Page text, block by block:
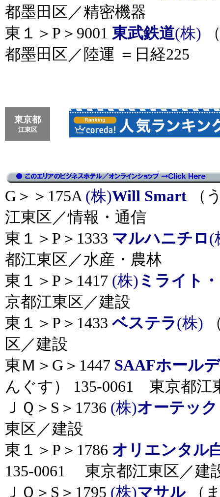
都墨田区／精密機器
東１＞P＞9001 東武鉄道(株)
都墨田区／陸運 ＝日経225
東京都
江東区
G＞＞175A (株)Will Smart （
江東区／情報・通信
東１＞P＞1333 マルハニチロ(
都江東区／水産・農林
東１＞P＞1417 (株) ミライト
京都江東区／建設
東１＞P＞1433 ベステラ(株)
区／建設
東Ｍ＞G＞1447 SAAFホール
んぐす） 135-0061 東京都江
ＪＱ＞S＞1736 (株)オーテック
東区／建設
東１＞P＞1786 オリエンタル
135-0061 東京都江東区／建
ＪＱ＞S＞1795 (株)マサル （